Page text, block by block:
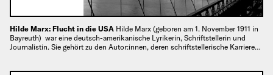
Hilde Marx: Flucht in die USA Hilde Marx (geboren am 1. November 1911 in
Bayreuth) war eine deutsch-amerikanische Lyrikerin, Schriftstellerin und
Journalistin. Sie gehört zu den Autor:innen, deren schriftstellerische Karriere…